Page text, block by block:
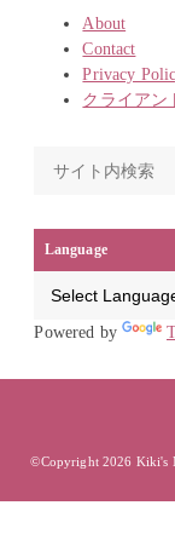
About
Contact
Privacy
クライアン
Language
Powered by
©Copyright 2026 Kiki's